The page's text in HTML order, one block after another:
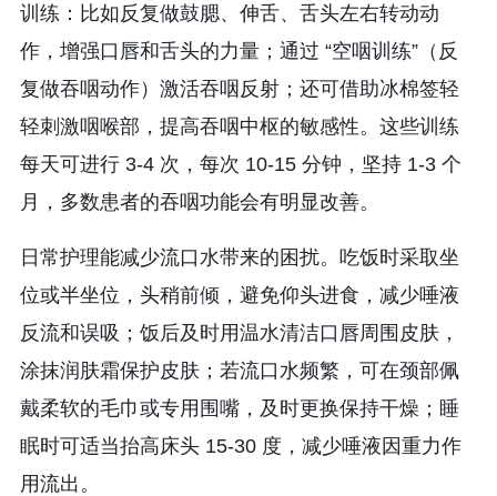
训练：比如反复做鼓腮、伸舌、舌头左右转动动
作，增强口唇和舌头的力量；通过 “空咽训练”（反
复做吞咽动作）激活吞咽反射；还可借助冰棉签轻
轻刺激咽喉部，提高吞咽中枢的敏感性。这些训练
每天可进行 3-4 次，每次 10-15 分钟，坚持 1-3 个
月，多数患者的吞咽功能会有明显改善。
日常护理能减少流口水带来的困扰。吃饭时采取坐
位或半坐位，头稍前倾，避免仰头进食，减少唾液
反流和误吸；饭后及时用温水清洁口唇周围皮肤，
涂抹润肤霜保护皮肤；若流口水频繁，可在颈部佩
戴柔软的毛巾或专用围嘴，及时更换保持干燥；睡
眠时可适当抬高床头 15-30 度，减少唾液因重力作
用流出。